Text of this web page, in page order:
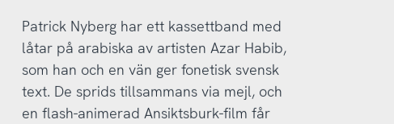
Patrick Nyberg har ett kassettband med
låtar på arabiska av artisten Azar Habib,
som han och en vän ger fonetisk svensk
text. De sprids tillsammans via mejl, och
en flash-animerad Ansiktsburk-film får